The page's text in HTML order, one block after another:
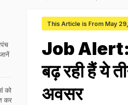
This Article is From May
Job Alert:
बढ़ रही हैं ये
अवसर
को
कर